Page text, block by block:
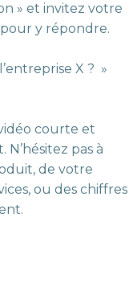
» et invitez votre
y répondre.
X ? »
courte et
pas à
de votre
ou des chiffres